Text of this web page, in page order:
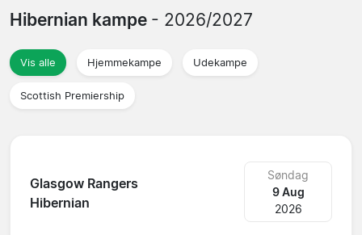
Hibernian kampe - 2026/2027
Vis alle Hjemmekampe Udekampe
Scottish Premiership
Glasgow Rangers
Hibernian
Søndag
9 Aug
2026